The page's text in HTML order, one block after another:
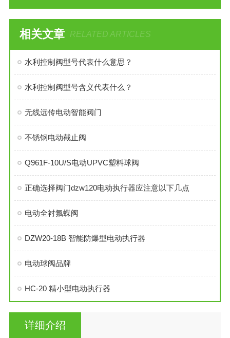
相关文章 RELATED ARTICLES
水利控制阀型号代表什么意思？
水利控制阀型号含义代表什么？
无线远传电动智能阀门
不锈钢电动截止阀
Q961F-10U/S电动UPVC塑料球阀
正确选择阀门dzw120电动执行器应注意以下几点
电动全衬氟蝶阀
DZW20-18B 智能防爆型电动执行器
电动球阀品牌
HC-20 精小型电动执行器
详细介绍